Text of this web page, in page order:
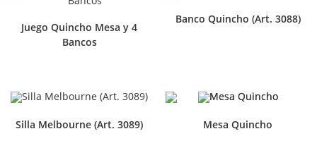
Juego Quincho Mesa y 4
Bancos
Banco Quincho (Art. 3088)
Silla Melbourne (Art. 3089) Mesa Quincho